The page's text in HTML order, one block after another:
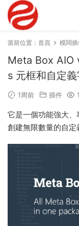
當前位置： 首頁 模闆
Meta Box AIO
s 元框和自定
1周前 插件
它是一個功能強大
創建無限數量的自定